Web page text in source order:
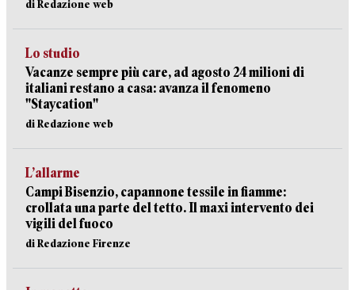
di Redazione web
Lo studio
Vacanze sempre più care, ad agosto 24 milioni di
italiani restano a casa: avanza il fenomeno
"Staycation"
di Redazione web
L’allarme
Campi Bisenzio, capannone tessile in fiamme:
crollata una parte del tetto. Il maxi intervento dei
vigili del fuoco
di Redazione Firenze